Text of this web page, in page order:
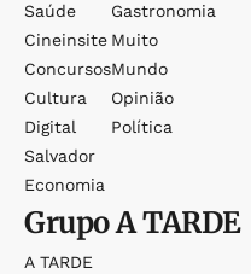
Saúde
Cineinsite
Concursos
Cultura
Digital
Salvador
Economia
Gastronomia
Muito
Mundo
Opinião
Política
GrupoA TARDE
A TARDE